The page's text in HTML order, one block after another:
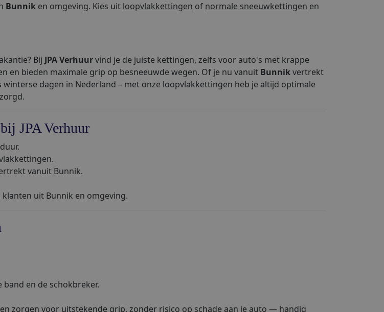
Bunnik en omgeving. Kies uit loopvlakkettingen of normale sneeuwkettingen en
Bij JPA Verhuurvind je de juiste kettingen, zelfs voor auto's met krappe
en bieden maximale grip op besneeuwde wegen. Of je nu vanuit Bunnikvertrekt
dagen in Nederland – met onze loopvlakkettingen heb je altijd optimale
JPA Verhuur
vanuit Bunnik.
uit Bunnik en omgeving.
en de schokbreker.
zorgen voor uitstekende grip, zonder risico op schade aan je auto — handig